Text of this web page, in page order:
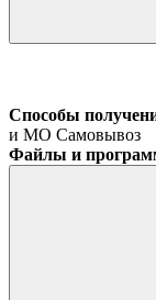
Способы
и МО Самовывоз
Файлы и